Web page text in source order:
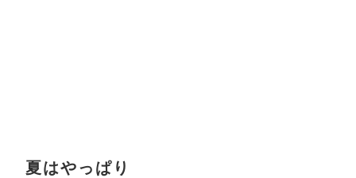
夏はやっぱり